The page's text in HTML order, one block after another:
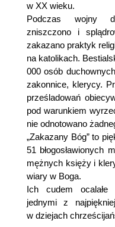
w XX wieku.
Podczas wojny
zniszczono i
zakazano praktyk
na katolikach.
000 osób
zakonnice, klerycy.
prześladowań
pod warunkiem
nie odnotowano
„Zakazany Bóg” to
51 błogosławionych
mężnych księży i
wiary w Boga.
Ich cudem
jednymi z
w dziejach